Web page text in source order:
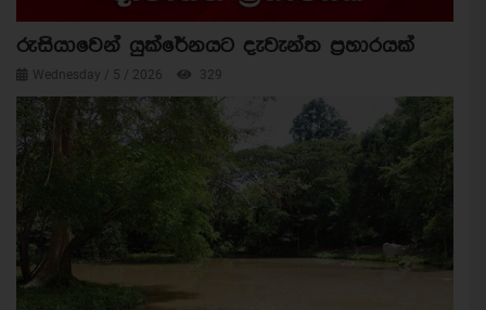
රුසියාවෙන් යුක්රේනයට දැවැන්ත ප්‍රහාරයක්
Wednesday / 5 / 2026 329